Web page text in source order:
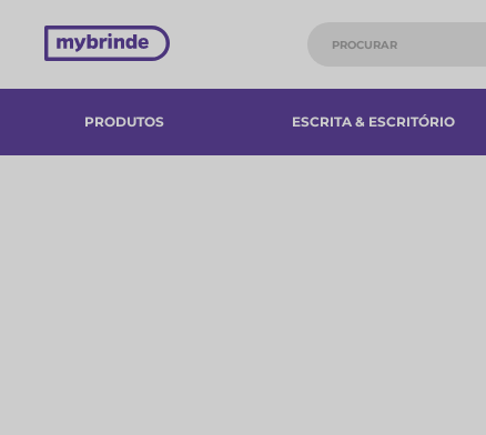
PRODUTOS ESCRITA & ESCRITÓRIO